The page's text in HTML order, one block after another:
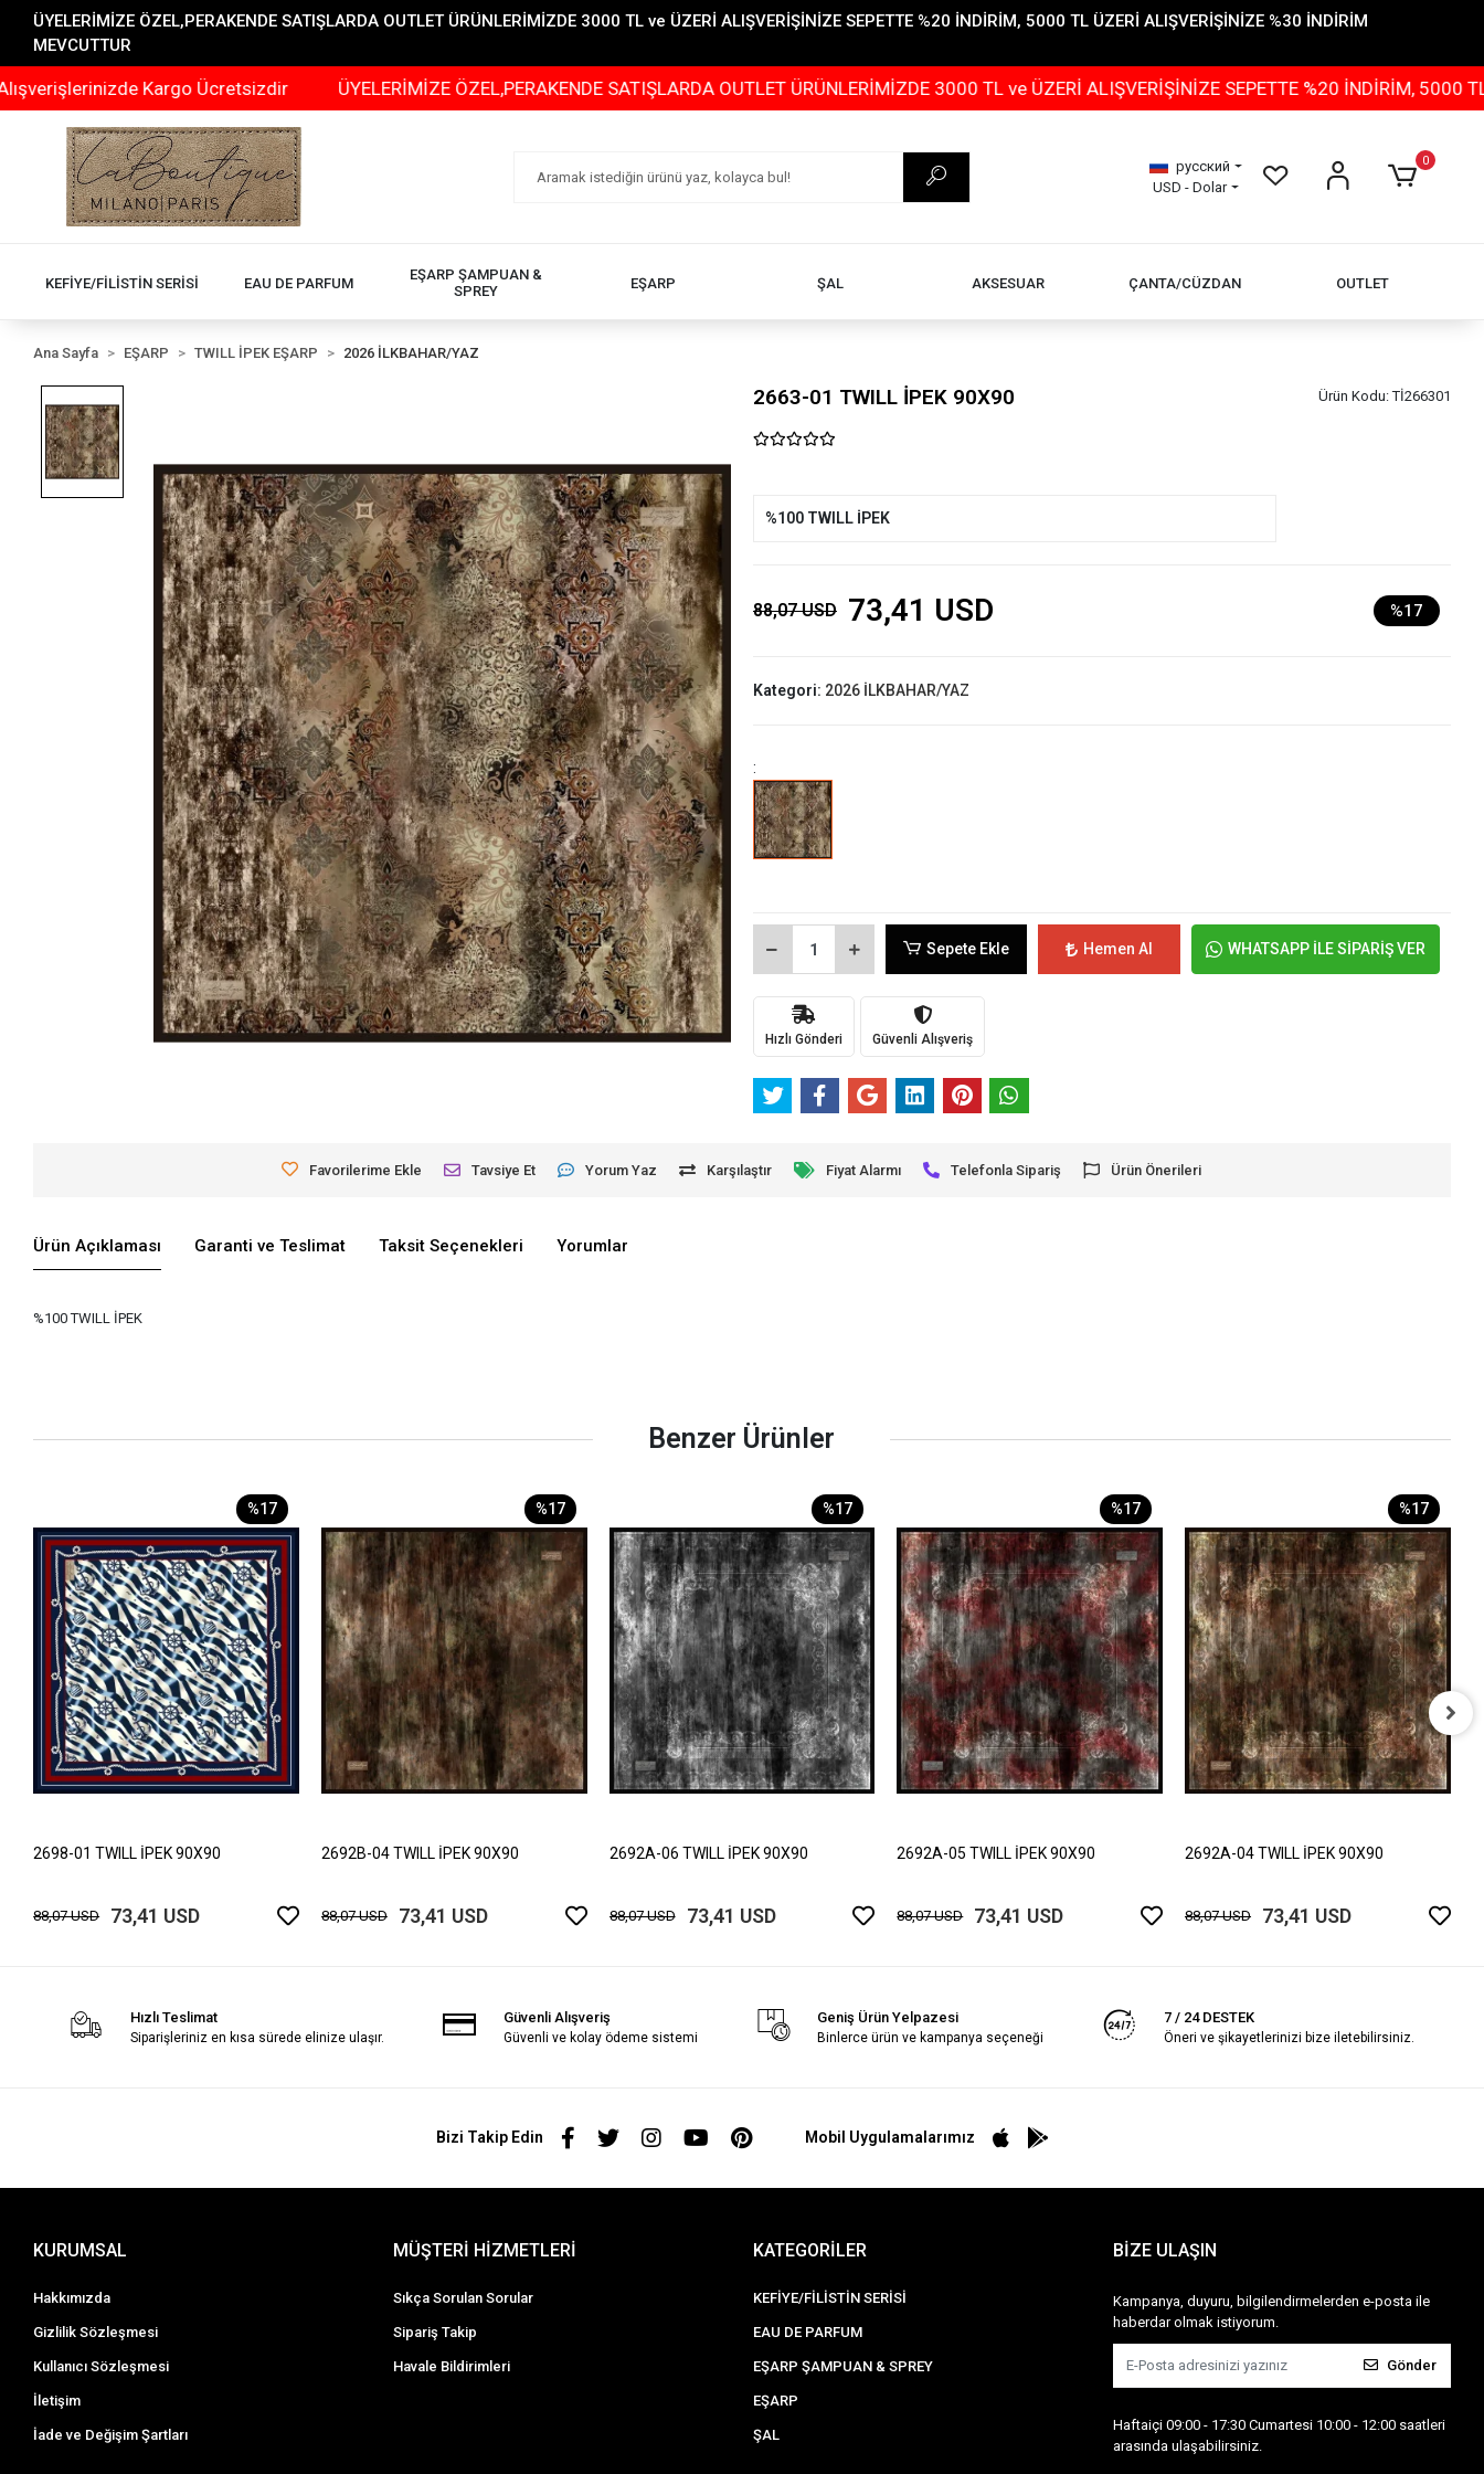
ÜYELERİMİZE ÖZEL,PERAKENDE SATIŞLARDA OUTLET ÜRÜNLERİMİZDE 3000 TL ve ÜZERİ ALIŞVERİŞİNİZE SEPETTE %20 İNDİRİM, 5000 TL ÜZERİ ALIŞVERİŞİNİZE %30 İNDİRİM
MEVCUTTUR
Kargo Ücretsizdir ÜYELERİMİZE ÖZEL,PERAKENDE SATIŞLARDA OUTLET ÜRÜNLERİMİZDE 3000 TL ve ÜZERİ ALIŞVERİŞİNİZE SEPETTE %20 İNDİRİM, 5000 TL
русский
USD - Dolar
0
KEFİYE/FİLİSTİN SERİSİ EAU DE PARFUM
EŞARP ŞAMPUAN &
SPREY
EŞARP ŞAL AKSESUAR ÇANTA/CÜZDAN OUTLET
Ana Sayfa EŞARP TWILL İPEK EŞARP 2026 İLKBAHAR/YAZ
2663-01 TWILL İPEK 90X90 Ürün Kodu:Tİ266301
%100 TWILL İPEK
88,07 USD 73,41 USD %17
Kategori: 2026 İLKBAHAR/YAZ
:
Sepete Ekle Hemen Al WHATSAPP İLE SİPARİŞ VER
Hızlı Gönderi Güvenli Alışveriş
Favorilerime Ekle Tavsiye Et Yorum Yaz Karşılaştır Fiyat Alarmı Telefonla Sipariş Ürün Önerileri
Ürün Açıklaması Garanti ve Teslimat Taksit Seçenekleri Yorumlar
%100 TWILL İPEK
Benzer Ürünler
%17
2698-01 TWILL İPEK 90X90
88,07 USD 73,41 USD
%17
2692B-04 TWILL İPEK 90X90
88,07 USD 73,41 USD
%17
2692A-06 TWILL İPEK 90X90
88,07 USD 73,41 USD
%17
2692A-05 TWILL İPEK 90X90
88,07 USD 73,41 USD
%17
2692A-04 TWILL İPEK 90X90
88,07 USD 73,41 USD
Hızlı Teslimat
Siparişleriniz en kısa sürede elinize ulaşır.
Güvenli Alışveriş
Güvenli ve kolay ödeme sistemi
Geniş Ürün Yelpazesi
Binlerce ürün ve kampanya seçeneği
7 / 24 DESTEK
Öneri ve şikayetlerinizi bize iletebilirsiniz.
Bizi Takip Edin Mobil Uygulamalarımız
KURUMSAL
Hakkımızda
Gizlilik Sözleşmesi
Kullanıcı Sözleşmesi
İletişim
İade ve Değişim Şartları
MÜŞTERİ HİZMETLERİ
Sıkça Sorulan Sorular
Sipariş Takip
Havale Bildirimleri
KATEGORİLER
KEFİYE/FİLİSTİN SERİSİ
EAU DE PARFUM
EŞARP ŞAMPUAN & SPREY
EŞARP
ŞAL
BİZE ULAŞIN
Kampanya, duyuru, bilgilendirmelerden e-posta ile
haberdar olmak istiyorum.
Gönder
Haftaiçi 09:00 - 17:30 Cumartesi 10:00 - 12:00 saatleri
arasında ulaşabilirsiniz.